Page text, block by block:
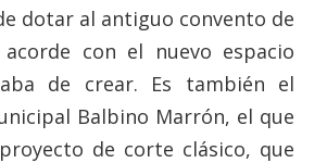
dotar al antiguo convento de
con el nuevo espacio
de crear. Es también el
Balbino Marrón, el que
de corte clásico, que